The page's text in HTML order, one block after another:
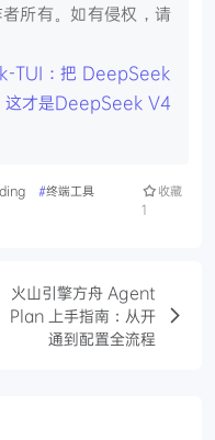
所有。如有侵权，请
TUI：把 DeepSeek
才是DeepSeek V4
#终端工具
收藏
1
火山引擎方舟 Agent
Plan 上手指南：从开
通到配置全流程